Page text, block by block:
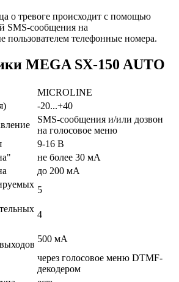
о тревоге происходит с помощью
SMS-сообщения на
пользователем телефонные номера.
MEGA SX-150 AUTO
MICROLINE
-20...+40
SMS-сообщения и/или дозвон
на голосовое меню
9-16 В
не более 30 мА
до 200 мА
5
4
500 мА
через голосовое меню DTMF-
декодером